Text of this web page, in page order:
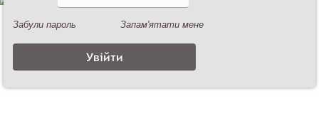
Забули пароль Запам'ятати мене